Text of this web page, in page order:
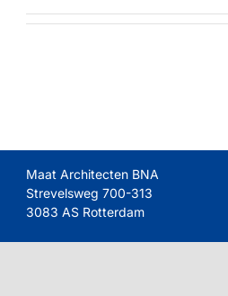
Maat Architecten BNA
Strevelsweg 700-313
3083 AS Rotterdam